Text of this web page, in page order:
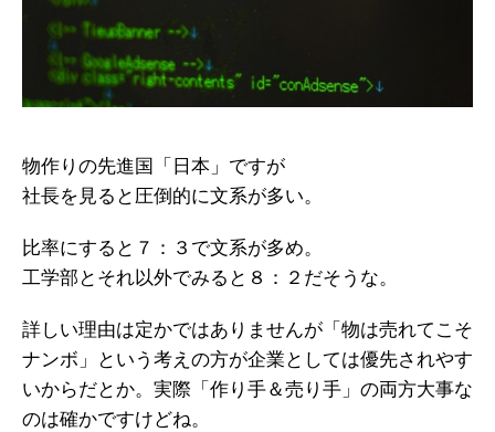
物作りの先進国「日本」ですが
社長を見ると圧倒的に文系が多い。
比率にすると７：３で文系が多め。
工学部とそれ以外でみると８：２だそうな。
詳しい理由は定かではありませんが「物は売れてこそ
ナンボ」という考えの方が企業としては優先されやす
いからだとか。実際「作り手＆売り手」の両方大事な
のは確かですけどね。